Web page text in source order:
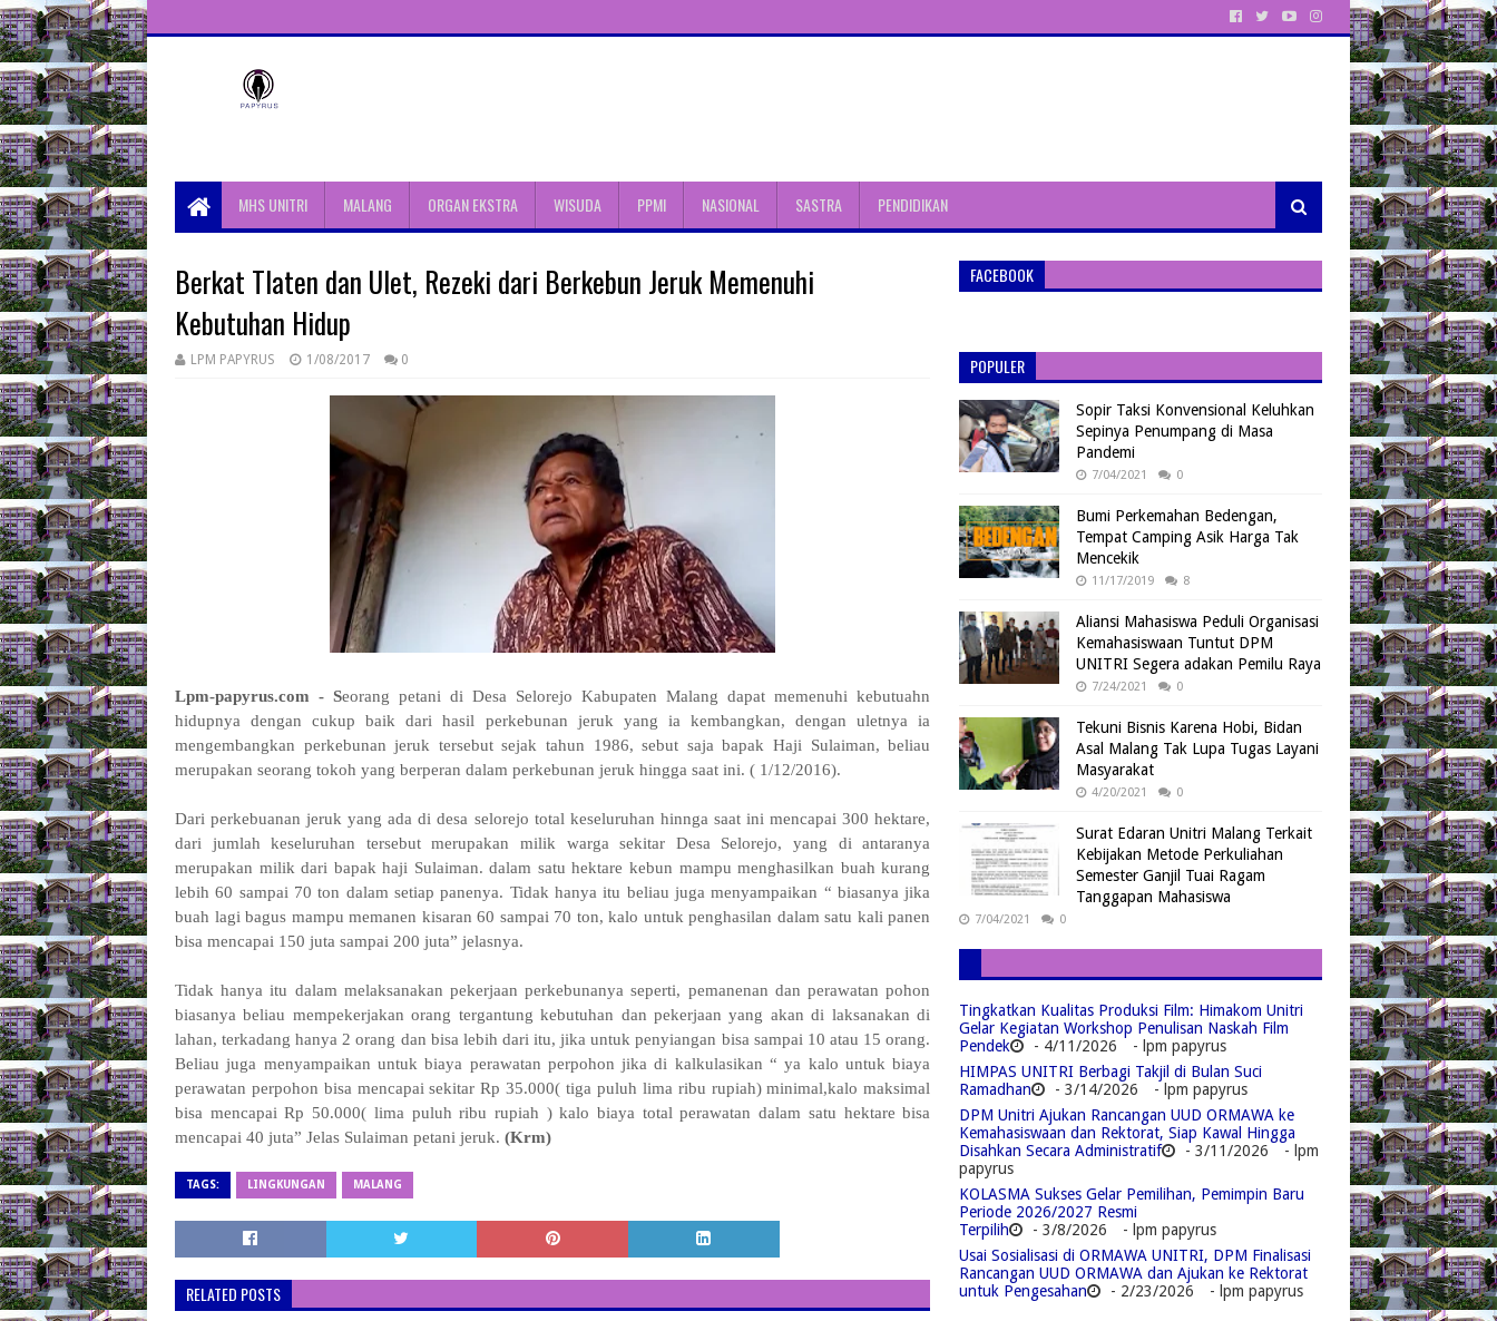
Unit Aktivitas Pers Mahasiswa
Papyrus UnitriMHS UNITRI MALANG ORGAN EKSTRA WISUDA PPMI NASIONAL SASTRA PENDIDIKAN
Berkat Tlaten dan Ulet, Rezeki dari Berkebun Jeruk Memenuhi
Kebutuhan Hidup
LPM PAPYRUS 1/08/2017 0
Lpm-papyrus.com -Seorang petani di Desa Selorejo Kabupaten Malang dapat memenuhi kebutuahn
hidupnya dengan cukup baik dari hasil perkebunan jeruk yang ia kembangkan, dengan uletnya ia
mengembangkan perkebunan jeruk tersebut sejak tahun 1986, sebut saja bapak Haji Sulaiman, beliau
merupakan seorang tokoh yang berperan dalam perkebunan jeruk hingga saat ini. ( 1/12/2016).
Dari perkebuanan jeruk yang ada di desa selorejo total keseluruhan hinnga saat ini mencapai 300 hektare,
dari jumlah keseluruhan tersebut merupakan milik warga sekitar Desa Selorejo, yang di antaranya
merupakan milik dari bapak haji Sulaiman. dalam satu hektare kebun mampu menghasilkan buah kurang
lebih 60 sampai 70 ton dalam setiap panenya. Tidak hanya itu beliau juga menyampaikan “ biasanya jika
buah lagi bagus mampu memanen kisaran 60 sampai 70 ton, kalo untuk penghasilan dalam satu kali panen
bisa mencapai 150 juta sampai 200 juta” jelasnya.
Tidak hanya itu dalam melaksanakan pekerjaan perkebunanya seperti, pemanenan dan perawatan pohon
biasanya beliau mempekerjakan orang tergantung kebutuhan dan pekerjaan yang akan di laksanakan di
lahan, terkadang hanya 2 orang dan bisa lebih dari itu, jika untuk penyiangan bisa sampai 10 atau 15 orang.
Beliau juga menyampaikan untuk biaya perawatan perpohon jika di kalkulasikan “ ya kalo untuk biaya
perawatan perpohon bisa mencapai sekitar Rp 35.000( tiga puluh lima ribu rupiah) minimal,kalo maksimal
bisa mencapai Rp 50.000( lima puluh ribu rupiah ) kalo biaya total perawatan dalam satu hektare bisa
mencapai 40 juta” Jelas Sulaiman petani jeruk. (Krm)
TAGS: LINGKUNGAN MALANG
RELATED POSTS
FACEBOOK
POPULER
Sopir Taksi Konvensional Keluhkan
Sepinya Penumpang di Masa
Pandemi
7/04/2021 0
Bumi Perkemahan Bedengan,
Tempat Camping Asik Harga Tak
Mencekik
11/17/2019 8
Aliansi Mahasiswa Peduli Organisasi
Kemahasiswaan Tuntut DPM
UNITRI Segera adakan Pemilu Raya
7/24/2021 0
Tekuni Bisnis Karena Hobi, Bidan
Asal Malang Tak Lupa Tugas Layani
Masyarakat
4/20/2021 0
Surat Edaran Unitri Malang Terkait
Kebijakan Metode Perkuliahan
Semester Ganjil Tuai Ragam
Tanggapan Mahasiswa
7/04/2021 0
Tingkatkan Kualitas Produksi Film: Himakom Unitri
Gelar Kegiatan Workshop Penulisan Naskah Film
Pendek
- 4/11/2026
- lpm papyrus
HIMPAS UNITRI Berbagi Takjil di Bulan Suci
Ramadhan
- 3/14/2026
- lpm papyrus
DPM Unitri Ajukan Rancangan UUD ORMAWA ke
Kemahasiswaan dan Rektorat, Siap Kawal Hingga
Disahkan Secara Administratif
- 3/11/2026
- lpm
papyrus
KOLASMA Sukses Gelar Pemilihan, Pemimpin Baru
Periode 2026/2027 Resmi
Terpilih
- 3/8/2026
- lpm papyrus
Usai Sosialisasi di ORMAWA UNITRI, DPM Finalisasi
Rancangan UUD ORMAWA dan Ajukan ke Rektorat
untuk Pengesahan
- 2/23/2026 - lpm papyrus